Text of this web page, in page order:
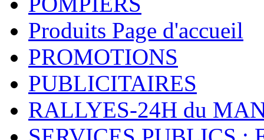
Produits Page d'accueil
PROMOTIONS
PUBLICITAIRES
RALLYES-24H du